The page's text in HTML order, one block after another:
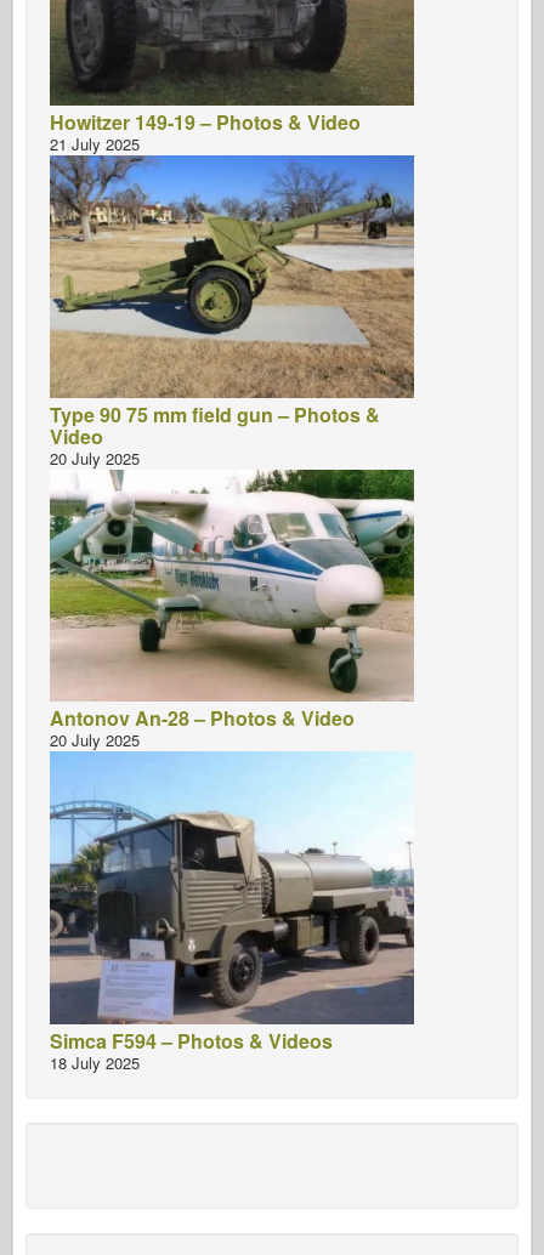
Howitzer 149-19 – Photos & Video
21 July 2025
Type 90 75 mm field gun – Photos &
Video
20 July 2025
Antonov An-28 – Photos & Video
20 July 2025
Simca F594 – Photos & Videos
18 July 2025